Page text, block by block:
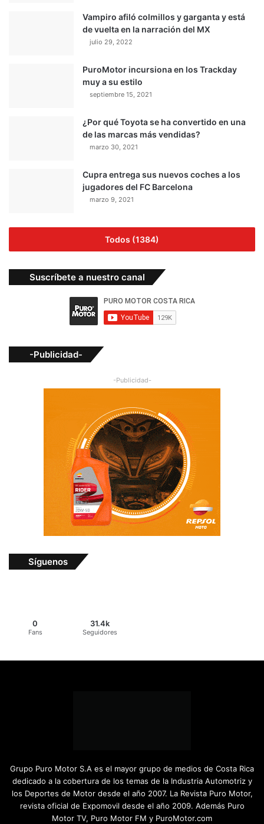
Vampiro afiló colmillos y garganta y está
de vuelta en la narración del MX
julio 29, 2022
PuroMotor incursiona en los Trackday
muy a su estilo
septiembre 15, 2021
¿Por qué Toyota se ha convertido en una
de las marcas más vendidas?
marzo 30, 2021
Cupra entrega sus nuevos coches a los
jugadores del FC Barcelona
marzo 9, 2021
Todos (1384)
Suscríbete a nuestro canal
-Publicidad-
-Publicidad-
Síguenos
0
Fans
31.4k
Seguidores
Grupo Puro Motor S.A es el mayor grupo de medios de Costa Rica
dedicado a la cobertura de los temas de la Industria Automotriz y
los Deportes de Motor desde el año 2007. La Revista Puro Motor,
revista oficial de Expomovil desde el año 2009. Además Puro
Motor TV, Puro Motor FM y PuroMotor.com